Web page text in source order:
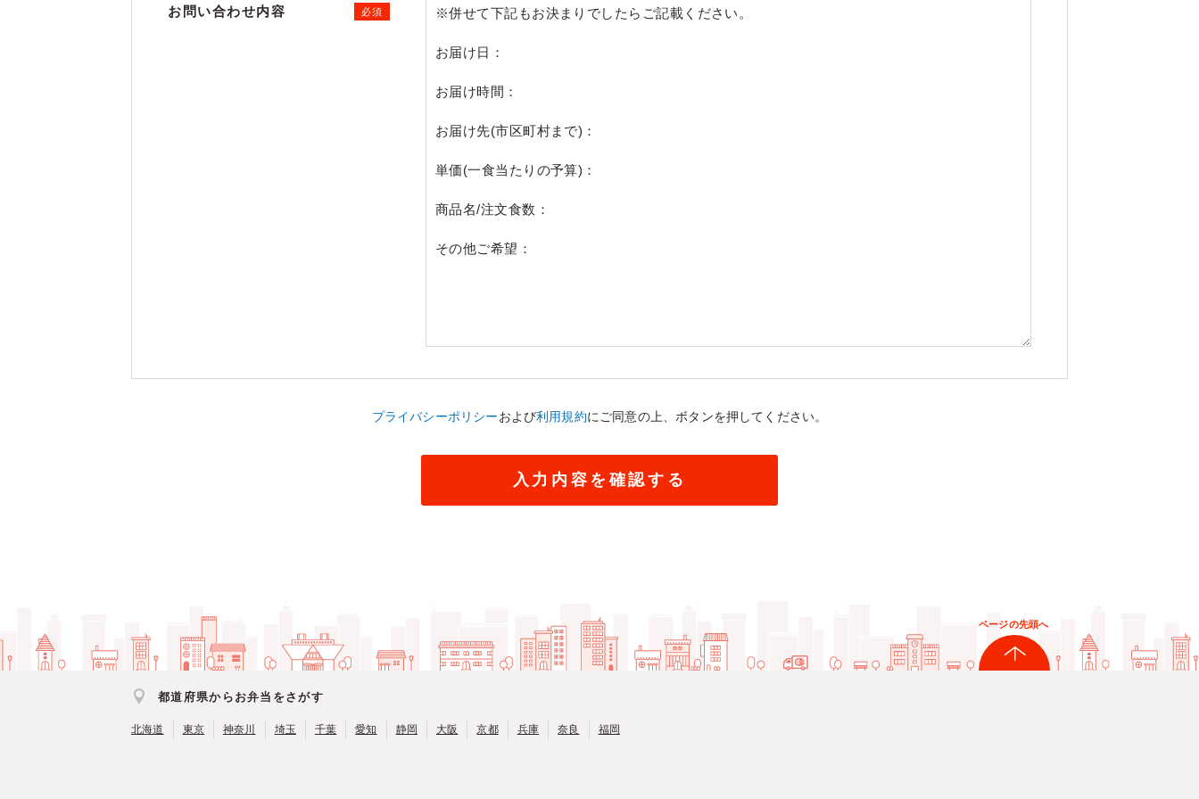
お問い合わせ内容 必須
プライバシーポリシーおよび利用規約にご同意の上、ボタンを押してください。
ページの先頭へ
都道府県からお弁当をさがす
北海道 東京 神奈川 埼玉 千葉 愛知 静岡 大阪 京都 兵庫 奈良 福岡